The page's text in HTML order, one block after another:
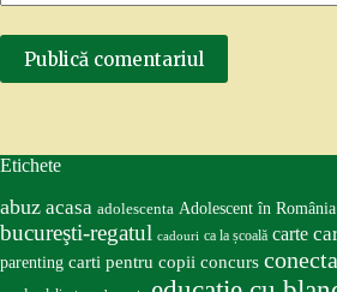
Publică comentariul
Etichete
abuz acasa adolescenta Adolescent în România
bucureşti-regatul cadouri ca la școală carte
parenting carti pentru copii concurs